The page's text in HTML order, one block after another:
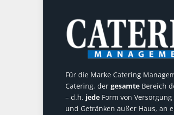
Für die Marke Catering
Catering, der gesamte Bereich
– d.h. jede Form von
und Getränken außer Haus, an